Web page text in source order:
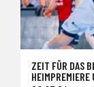
ZEIT FÜR DAS
HEIMPREMIERE